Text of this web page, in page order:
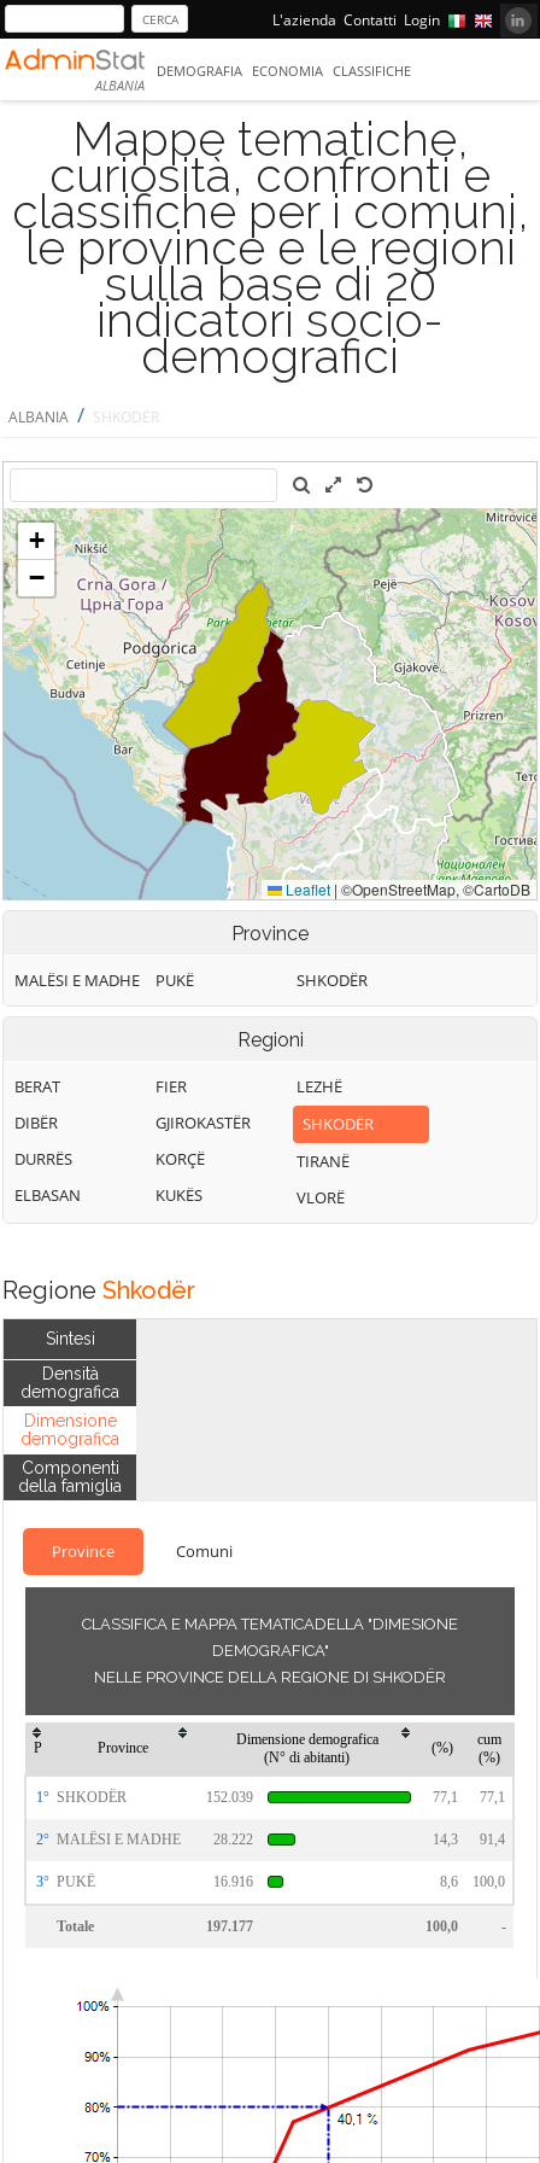
L'azienda Contatti Login
ALBANIA
DEMOGRAFIA ECONOMIA CLASSIFICHE
Mappe tematiche,
curiosità, confronti e
classifiche per i comuni,
le province e le regioni
sulla base di 20
indicatori socio-
demografici
ALBANIA / SHKODËR
Province
MALËSI E MADHE PUKË SHKODËR
Regioni
BERAT
DIBËR
DURRËS
ELBASAN
FIER
GJIROKASTËR
KORÇË
KUKËS
LEZHË
SHKODËR
TIRANË
VLORË
Regione Shkodër
Sintesi
Densità
demografica
Dimensione
demografica
Componenti
della famiglia
Province Comuni
CLASSIFICA E MAPPA TEMATICADELLA "DIMESIONE
DEMOGRAFICA"
NELLE PROVINCE DELLA REGIONE DI SHKODËR
P Province
Dimensione demografica
(N° di abitanti)
(%)
cum
(%)
1° SHKODËR 152.039 77,1 77,1
2° MALËSI E MADHE 28.222 14,3 91,4
3° PUKË 16.916 8,6 100,0
Totale 197.177 100,0 -